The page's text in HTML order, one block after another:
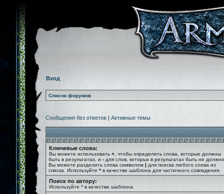
Вход
Список форумов
Сообщения без ответов | Активные темы
Ключевые слова:
Вы можете использовать + , чтобы определить слова, которые должны
быть в результатах, и - для слов, которых в результатах быть не
Вы можете разделить слова символом | для поиска любого слова из
списка. Используйте * в качестве шаблона для частичного совпадения.
Поиск по автору:
Используйте * в качестве шаблона.